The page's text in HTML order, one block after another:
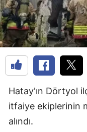
Hatay'ın Dörtyol
itfaiye ekiplerinin
alındı.